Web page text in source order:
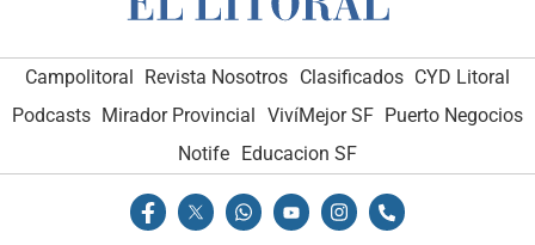
Campolitoral Revista Nosotros Clasificados CYD Litoral
Podcasts Mirador Provincial VivíMejor SF Puerto Negocios
Notife
Educacion SF